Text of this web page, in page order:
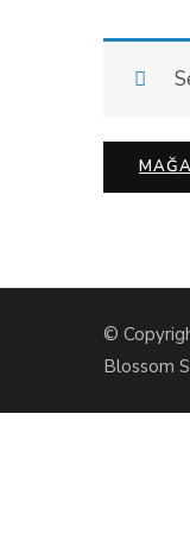
©
Blossom